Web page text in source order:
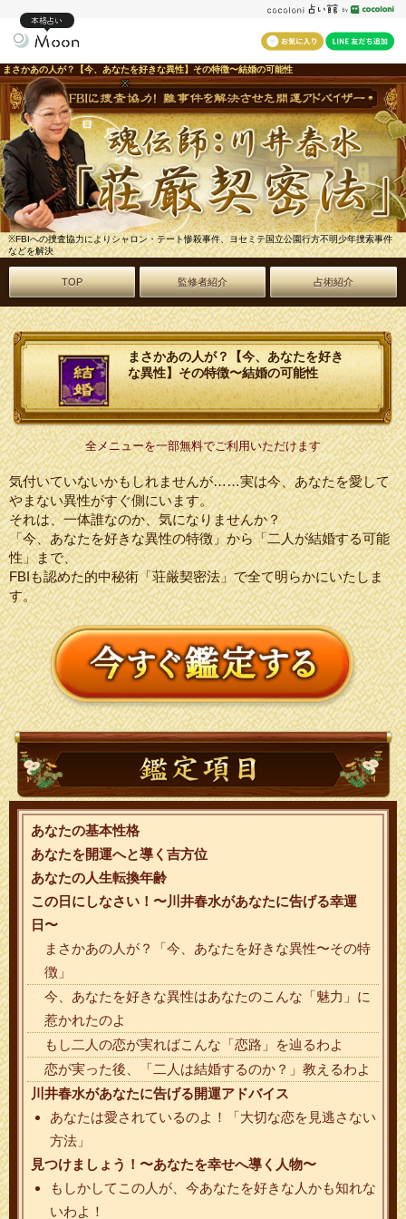
本格占い
まさかあの人が？【今、あなたを好きな異性】その特徴〜結婚の可能性
※
※FBIへの捜査協力によりシャロン・テート惨殺事件、ヨセミテ国立公園行方不明少年捜索事件
などを解決
TOP 監修者紹介 占術紹介
まさかあの人が？【今、あなたを好き
な異性】その特徴〜結婚の可能性
全メニューを一部無料でご利用いただけます
気付いていないかもしれませんが……実は今、あなたを愛して
やまない異性がすぐ側にいます。
それは、一体誰なのか、気になりませんか？
「今、あなたを好きな異性の特徴」から「二人が結婚する可能
性」まで、
FBIも認めた的中秘術「荘厳契密法」で全て明らかにいたしま
す。
あなたの基本性格
あなたを開運へと導く吉方位
あなたの人生転換年齢
この日にしなさい！〜川井春水があなたに告げる幸運
日〜
まさかあの人が？「今、あなたを好きな異性〜その特
徴」
今、あなたを好きな異性はあなたのこんな「魅力」に
惹かれたのよ
もし二人の恋が実ればこんな「恋路」を辿るわよ
恋が実った後、「二人は結婚するのか？」教えるわよ
川井春水があなたに告げる開運アドバイス
あなたは愛されているのよ！「大切な恋を見逃さない
方法」
見つけましょう！〜あなたを幸せへ導く人物〜
もしかしてこの人が、今あなたを好きな人かも知れな
いわよ！